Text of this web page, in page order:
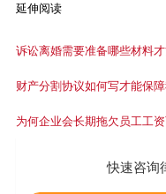
延伸阅读
诉讼离婚需要准备哪些材料
财产分割协议如何写才能保
为何企业会长期拖欠员工工
快速咨询